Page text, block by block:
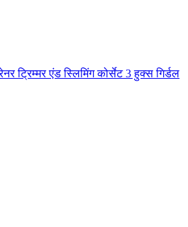
ट्रिम्मर एंड स्लिमिंग कोर्सेट 3 हुक्स गिर्डल